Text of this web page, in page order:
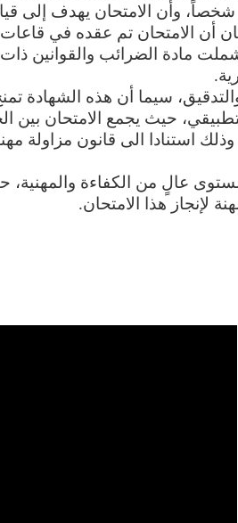
وأفاد الدكتور فادي قطان رئيس لجنة الامتحانات بأن عدد الأشخاص المسجلين للامتحان
أن الامتحان تم عقده في قاعات
مادة الضرائب والقوانين ذات
.
سيما أن هذه الشهادة
حيث يجمع الامتحان بين
عالٍ من الكفاءة والمهنية،
لإنجاز هذا الامتحان.